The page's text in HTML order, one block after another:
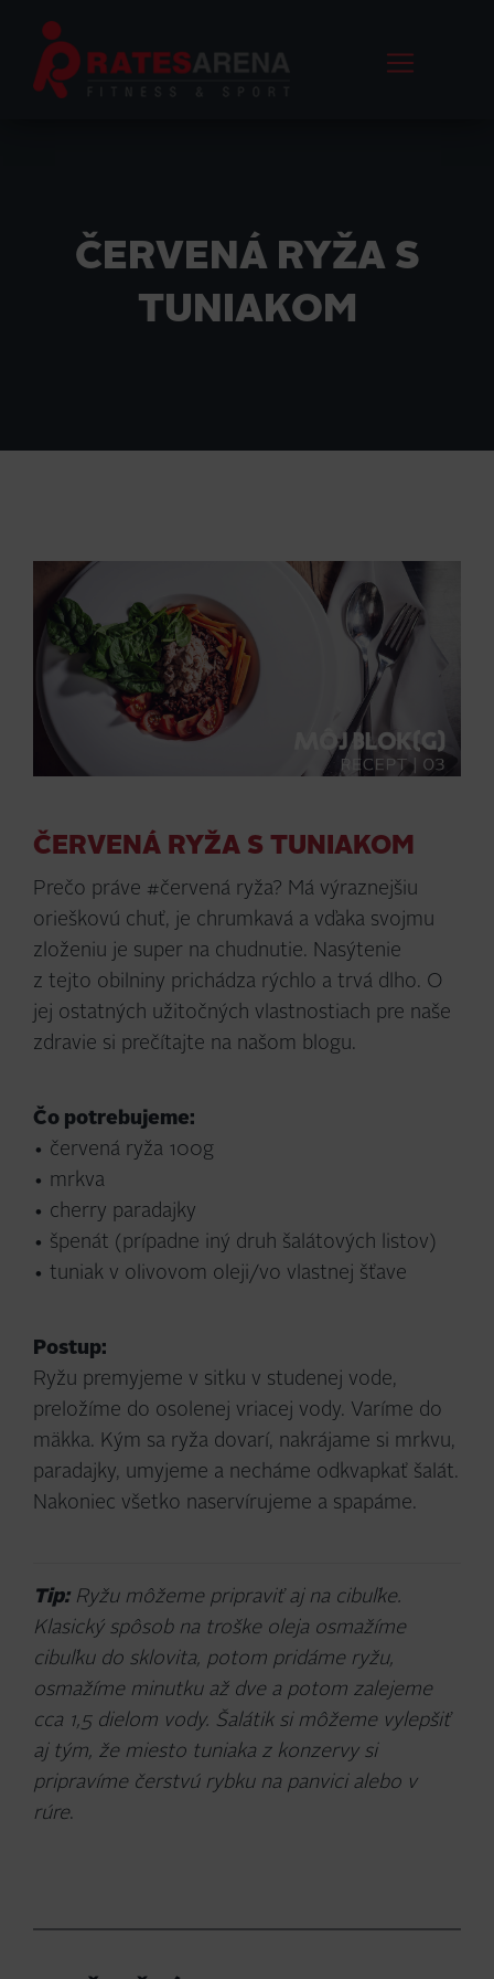
ČERVENÁ RYŽA S
TUNIAKOM
ČERVENÁ RYŽA S TUNIAKOM
Prečo práve #červená ryža? Má výraznejšiu
orieškovú chuť, je chrumkavá a vďaka svojmu
zloženiu je super na chudnutie. Nasýtenie
z tejto obilniny prichádza rýchlo a trvá dlho. O
jej ostatných užitočných vlastnostiach pre naše
zdravie si prečítajte na našom blogu.
Čo potrebujeme:
• červená ryža 100g
• mrkva
• cherry paradajky
• špenát (prípadne iný druh šalátových listov)
• tuniak v olivovom oleji/vo vlastnej šťave
Postup:
Ryžu premyjeme v sitku v studenej vode,
preložíme do osolenej vriacej vody. Varíme do
mäkka. Kým sa ryža dovarí, nakrájame si mrkvu,
paradajky, umyjeme a necháme odkvapkať šalát.
Nakoniec všetko naservírujeme a spapáme.
Tip:Ryžu môžeme pripraviť aj na cibuľke.
Klasický spôsob na troške oleja osmažíme
cibuľku do sklovita, potom pridáme ryžu,
osmažíme minutku až dve a potom zalejeme
cca 1,5 dielom vody. Šalátik si môžeme vylepšiť
aj tým, že miesto tuniaka z konzervy si
pripravíme čerstvú rybku na panvici alebo v
rúre.